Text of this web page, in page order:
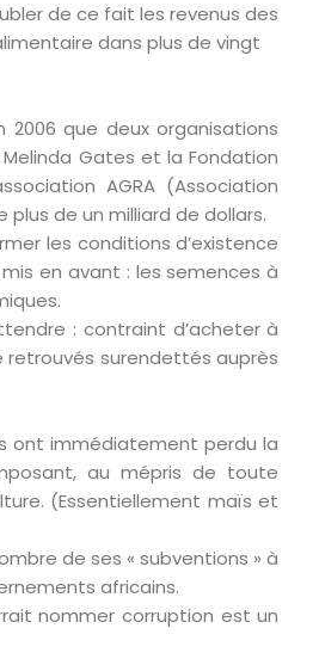
de ce fait les revenus des
dans plus de vingt
que deux organisations
Gates et la Fondation
AGRA (Association
de un milliard de dollars.
les conditions d’existence
en avant : les semences à
: contraint d’acheter à
surendettés auprès
ont immédiatement perdu la
au mépris de toute
(Essentiellement maïs et
de ses « subventions » à
africains.
nommer corruption est un